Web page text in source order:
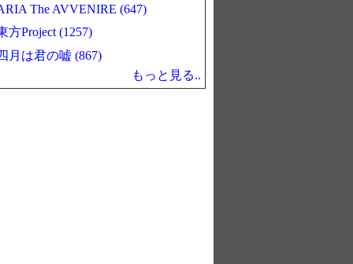
The AVVENIRE (647)
方Project (1257)
月は君の嘘 (867)
もっと見る..